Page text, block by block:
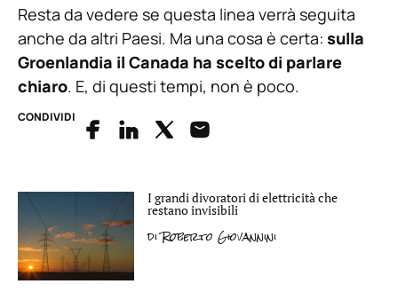
Resta da vedere se questa linea verrà seguita
anche da altri Paesi. Ma una cosa è certa: sulla
Groenlandia il Canada ha scelto di parlare
chiaro. E, di questi tempi, non è poco.
CONDIVIDI
I grandi divoratori di elettricità che
restano invisibili
diRoberto Giovannini